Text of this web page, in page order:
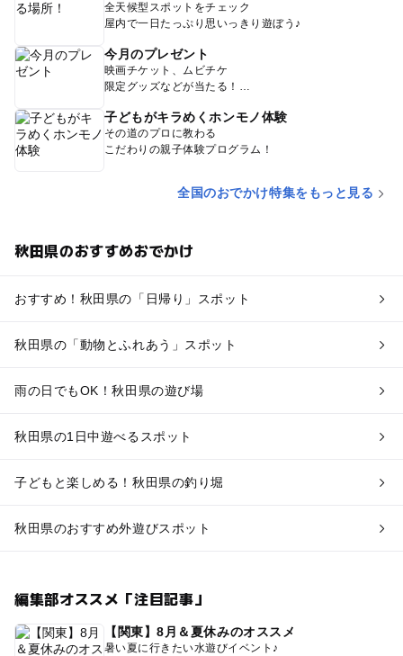
全天候型スポットをチェック
屋内で一日たっぷり思いっきり遊ぼう♪
今月のプレゼント
映画チケット、ムビチケ
限定グッズなどが当たる！
子どもがキラめくホンモノ体験
その道のプロに教わる
こだわりの親子体験プログラム！
全国のおでかけ特集をもっと見る
秋田県のおすすめおでかけ
おすすめ！秋田県の「日帰り」スポット
秋田県の「動物とふれあう」スポット
雨の日でもOK！秋田県の遊び場
秋田県の1日中遊べるスポット
子どもと楽しめる！秋田県の釣り堀
秋田県のおすすめ外遊びスポット
編集部オススメ「注目記事」
【関東】8月＆夏休みのオススメ
暑い夏に行きたい水遊びイベント♪